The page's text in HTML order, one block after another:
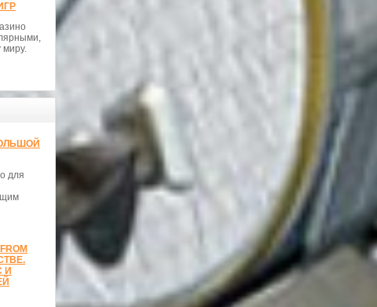
миру.
для
И